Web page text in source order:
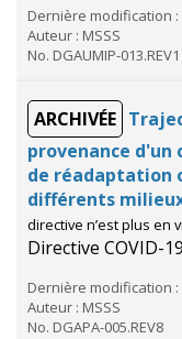
Dernière modification :
Auteur : MSSS
No. DGAUMIP-013.REV1
ARCHIVÉE
provenance
de réadaptation
différents
directive n’est plus en
Directive COVID-19
Dernière modification :
Auteur : MSSS
No. DGAPA-005.REV8